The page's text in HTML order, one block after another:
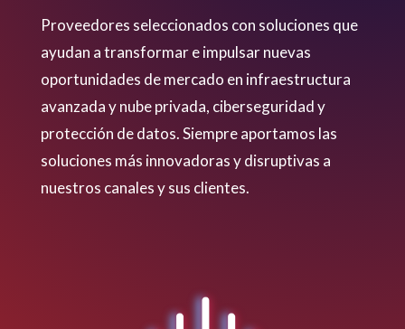
Proveedores seleccionados con soluciones que
ayudan a transformar e impulsar nuevas
oportunidades de mercado en infraestructura
avanzada y nube privada, ciberseguridad y
protección de datos. Siempre aportamos las
soluciones más innovadoras y disruptivas a
nuestros canales y sus clientes.